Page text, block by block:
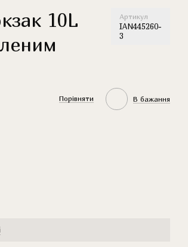
10L
Артикул
IAN445260-
3
Порівняти В бажання